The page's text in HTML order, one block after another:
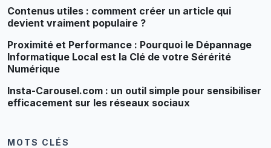
Contenus utiles : comment créer un article qui
devient vraiment populaire ?
Proximité et Performance : Pourquoi le Dépannage
Informatique Local est la Clé de votre Sérérité
Numérique
Insta-Carousel.com : un outil simple pour sensibiliser
efficacement sur les réseaux sociaux
MOTS CLÉS